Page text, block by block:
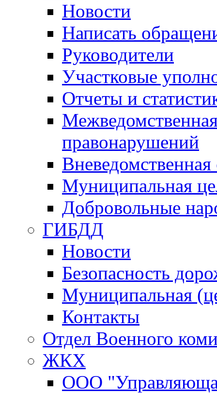
Новости
Написать
Руководители
Участковые
Отчеты и
правонарушений
Вневедомственная
Муниципальная
Добровольные
ГИБДД
Новости
Безопасность
Муниципальная
Контакты
Отдел Военного
ЖКХ
ООО